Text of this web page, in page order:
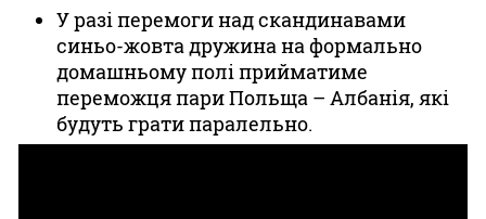
У разі перемоги над скандинавами
синьо-жовта дружина на формально
домашньому полі прийматиме
переможця пари Польща – Албанія, які
будуть грати паралельно.